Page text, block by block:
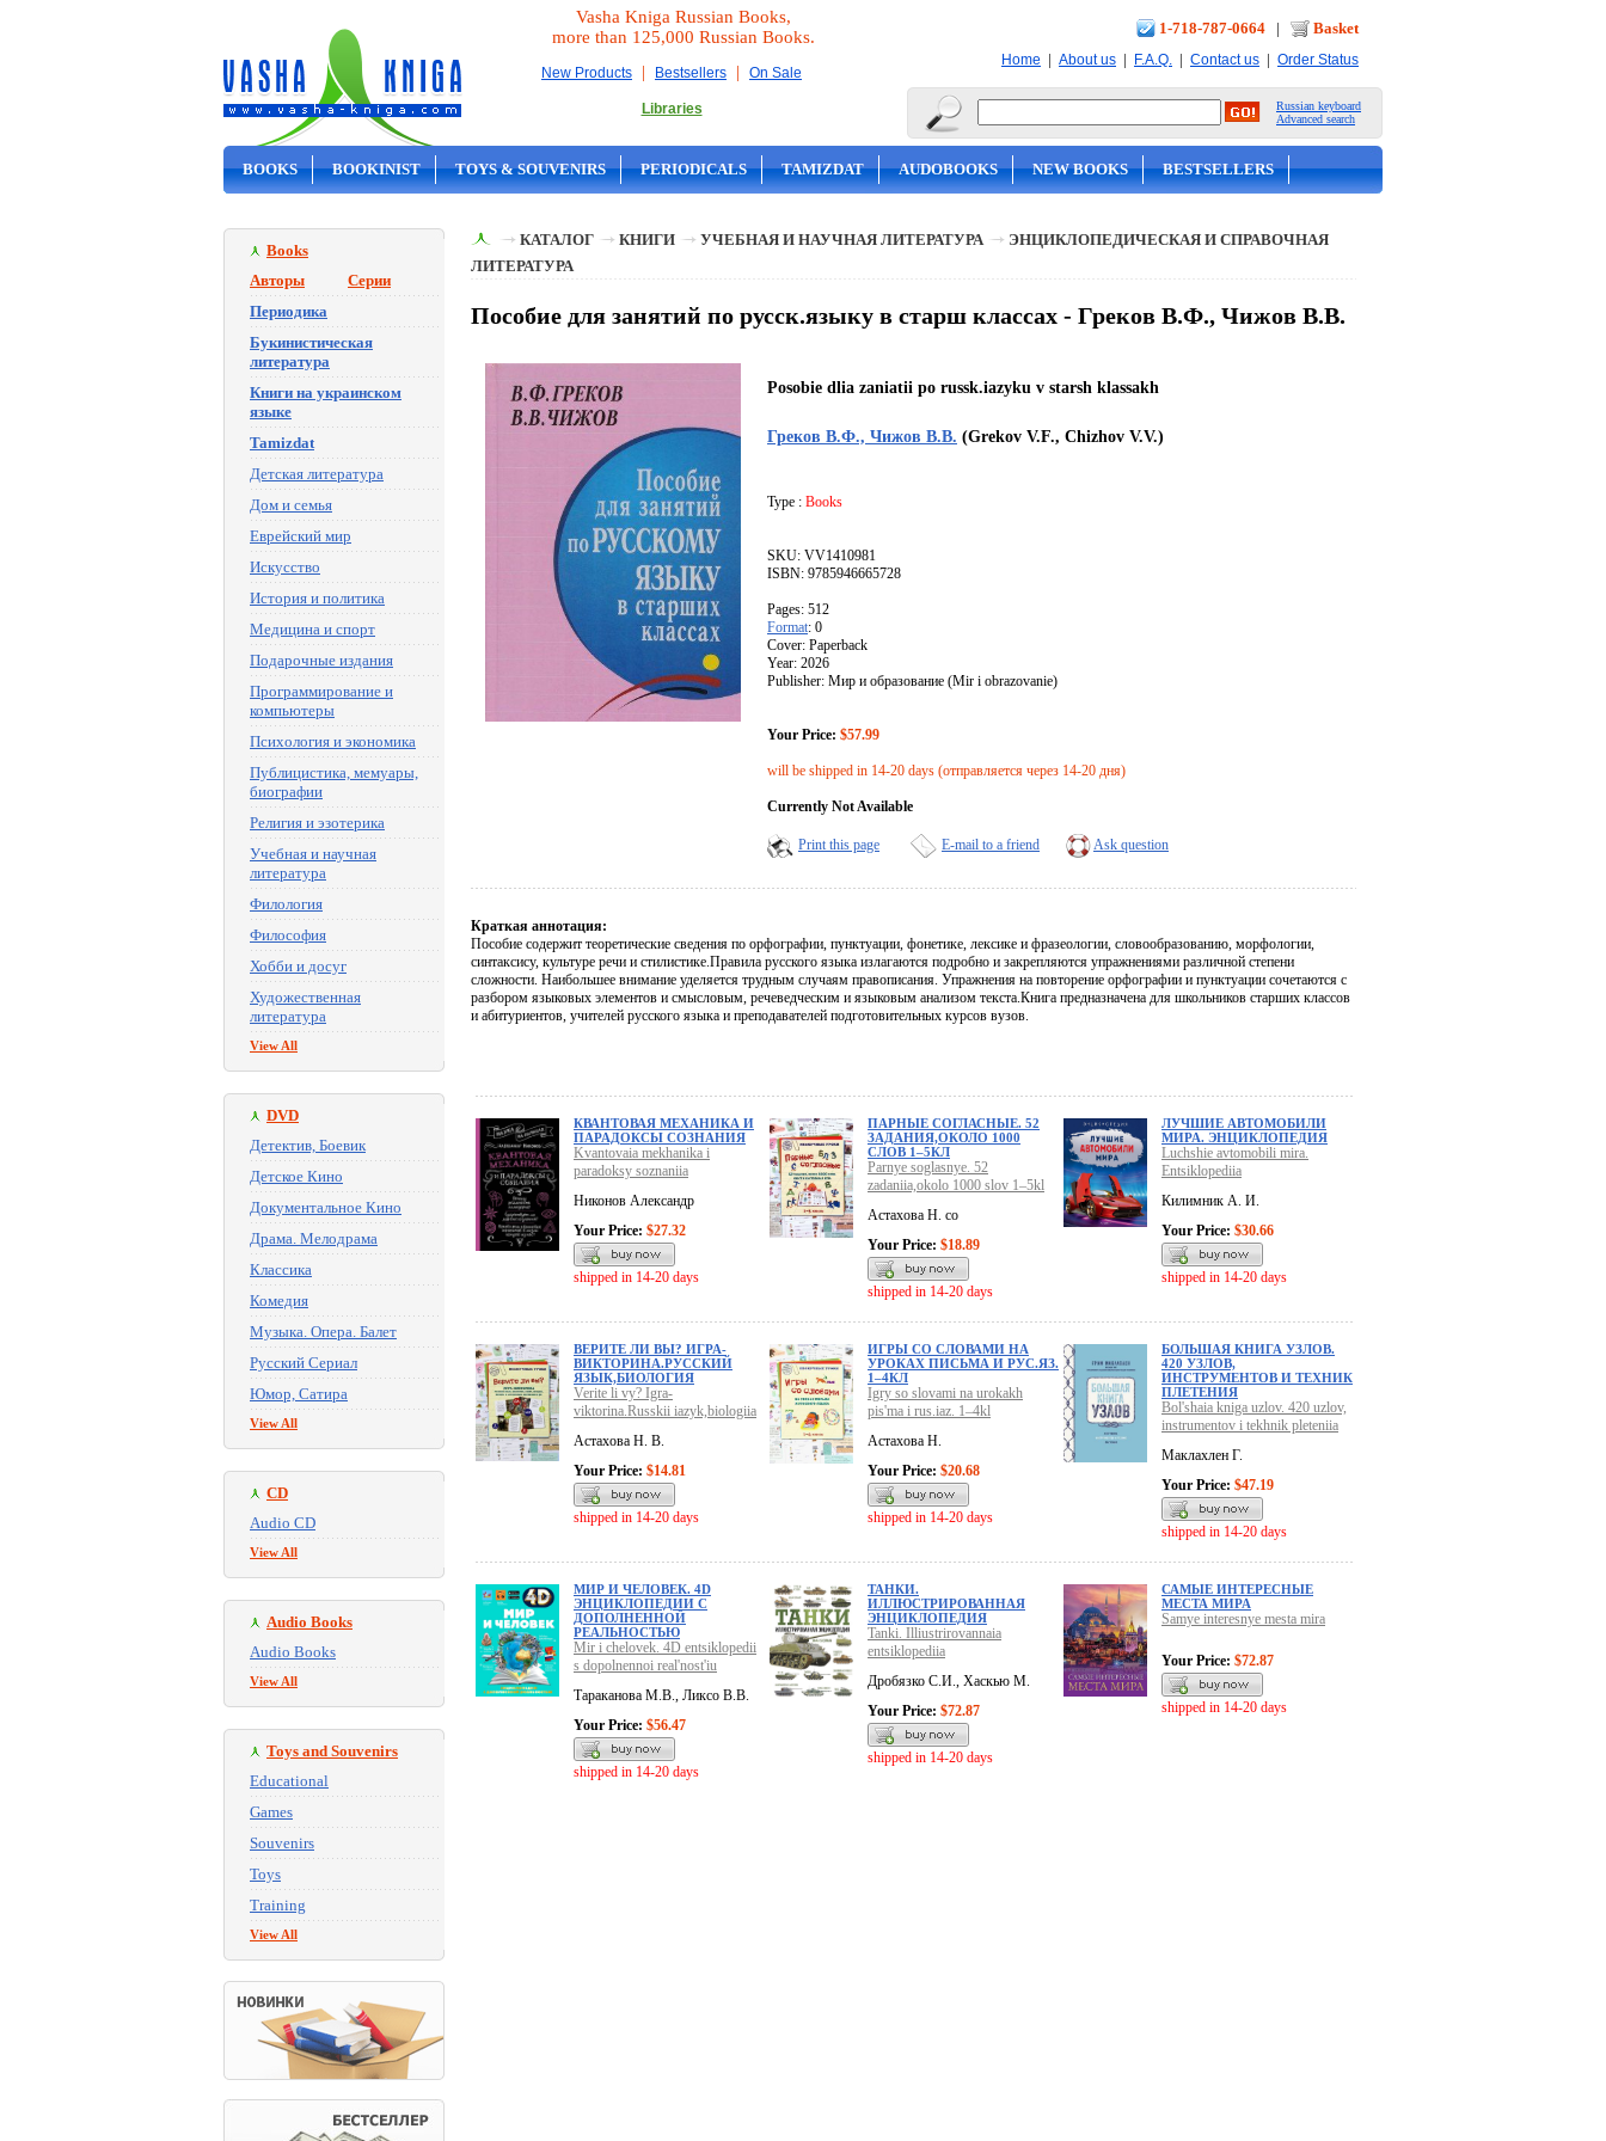
Vasha Kniga Russian Books,
more than 125,000 Russian Books.
New Products | Bestsellers | On Sale
Libraries
1-718-787-0664 | Basket
Home | About us | F.A.Q. | Contact us | Order Status
Russian keyboard
Advanced search
BOOKS BOOKINIST TOYS & SOUVENIRS PERIODICALS TAMIZDAT AUDOBOOKS NEW BOOKS BESTSELLERS
Books
Авторы
Серии
Периодика
Букинистическая
литература
Книги на украинском
языке
Tamizdat
Детская литература
Дом и семья
Еврейский мир
Искусство
История и политика
Медицина и спорт
Подарочные издания
Программирование и
компьютеры
Психология и экономика
Публицистика, мемуары,
биографии
Религия и эзотерика
Учебная и научная
литература
Филология
Философия
Хобби и досуг
Художественная
литература
View All
DVD
Детектив, Боевик
Детское Кино
Документальное Кино
Драма. Мелодрама
Классика
Комедия
Музыка. Опера. Балет
Русский Сериал
Юмор, Сатира
View All
CD
Audio CD
View All
Audio Books
Audio Books
View All
Toys and Souvenirs
Educational
Games
Souvenirs
Toys
Training
View All
КАТАЛОГ КНИГИ УЧЕБНАЯ И НАУЧНАЯ ЛИТЕРАТУРА
ЭНЦИКЛОПЕДИЧЕСКАЯ И СПРАВОЧНАЯ
ЛИТЕРАТУРА
Пособие для занятий по русск.языку в старш классах - Греков В.Ф., Чижов В.В.
Posobie dlia zaniatii po russk.iazyku v starsh klassakh
Греков В.Ф., Чижов В.В. (Grekov V.F., Chizhov V.V.)
Type : Books
SKU: VV1410981
ISBN: 9785946665728
Pages: 512
Format: 0
Cover: Paperback
Year: 2026
Publisher: Мир и образование (Mir i obrazovanie)
Your Price: $57.99
will be shipped in 14-20 days (отправляется через 14-20 дня)
Currently Not Available
Print this page E-mail to a friend Ask question
Краткая аннотация:
Пособие содержит теоретические сведения по орфографии, пунктуации, фонетике, лексике и фразеологии, словообразованию, морфологии,
синтаксису, культуре речи и стилистике.Правила русского языка излагаются подробно и закрепляются упражнениями различной степени
сложности. Наибольшее внимание уделяется трудным случаям правописания. Упражнения на повторение орфографии и пунктуации сочетаются с
разбором языковых элементов и смысловым, речеведческим и языковым анализом текста.Книга предназначена для школьников старших классов
и абитуриентов, учителей русского языка и преподавателей подготовительных курсов вузов.
КВАНТОВАЯ МЕХАНИКА И
ПАРАДОКСЫ СОЗНАНИЯ
Kvantovaia mekhanika i
paradoksy soznaniia
Никонов Александр
Your Price: $27.32
shipped in 14-20 days
ПАРНЫЕ СОГЛАСНЫЕ. 52
ЗАДАНИЯ,ОКОЛО 1000
СЛОВ 1–5КЛ
Parnye soglasnye. 52
zadaniia,okolo 1000 slov 1–5kl
Астахова Н. со
Your Price: $18.89
shipped in 14-20 days
ЛУЧШИЕ АВТОМОБИЛИ
МИРА. ЭНЦИКЛОПЕДИЯ
Luchshie avtomobili mira.
Entsiklopediia
Килимник А. И.
Your Price: $30.66
shipped in 14-20 days
ВЕРИТЕ ЛИ ВЫ? ИГРА-
ВИКТОРИНА.РУССКИЙ
ЯЗЫК,БИОЛОГИЯ
Verite li vy? Igra-
viktorina.Russkii iazyk,biologiia
Астахова Н. В.
Your Price: $14.81
shipped in 14-20 days
ИГРЫ СО СЛОВАМИ НА
УРОКАХ ПИСЬМА И РУС.ЯЗ.
1–4КЛ
Igry so slovami na urokakh
pis'ma i rus.iaz. 1–4kl
Астахова Н.
Your Price: $20.68
shipped in 14-20 days
БОЛЬШАЯ КНИГА УЗЛОВ.
420 УЗЛОВ,
ИНСТРУМЕНТОВ И ТЕХНИК
ПЛЕТЕНИЯ
Bol'shaia kniga uzlov. 420 uzlov,
instrumentov i tekhnik pleteniia
Маклахлен Г.
Your Price: $47.19
shipped in 14-20 days
МИР И ЧЕЛОВЕК. 4D
ЭНЦИКЛОПЕДИИ С
ДОПОЛНЕННОЙ
РЕАЛЬНОСТЬЮ
Mir i chelovek. 4D entsiklopedii
s dopolnennoi real'nost'iu
Тараканова М.В., Ликсо В.В.
Your Price: $56.47
shipped in 14-20 days
ТАНКИ.
ИЛЛЮСТРИРОВАННАЯ
ЭНЦИКЛОПЕДИЯ
Tanki. Illiustrirovannaia
entsiklopediia
Дробязко С.И., Хаскью М.
Your Price: $72.87
shipped in 14-20 days
САМЫЕ ИНТЕРЕСНЫЕ
МЕСТА МИРА
Samye interesnye mesta mira
Your Price: $72.87
shipped in 14-20 days